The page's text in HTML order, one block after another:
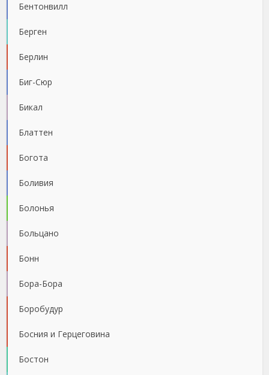
Бентонвилл
Берген
Берлин
Биг-Сюр
Бикал
Блаттен
Богота
Боливия
Болонья
Больцано
Бонн
Бора-Бора
Боробудур
Босния и Герцеговина
Бостон